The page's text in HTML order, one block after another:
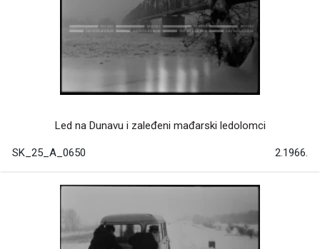
Led na Dunavu i zaleđeni mađarski ledolomci
SK_25_A_0650 2.1966.